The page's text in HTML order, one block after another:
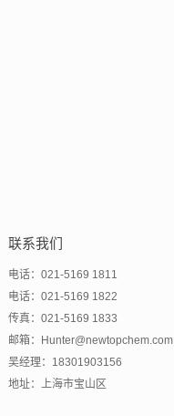
联系我们
电话：021-5169 1811
电话：021-5169 1822
传真：021-5169 1833
邮箱：Hunter@newtopchem.com
吴经理：18301903156
地址：上海市宝山区